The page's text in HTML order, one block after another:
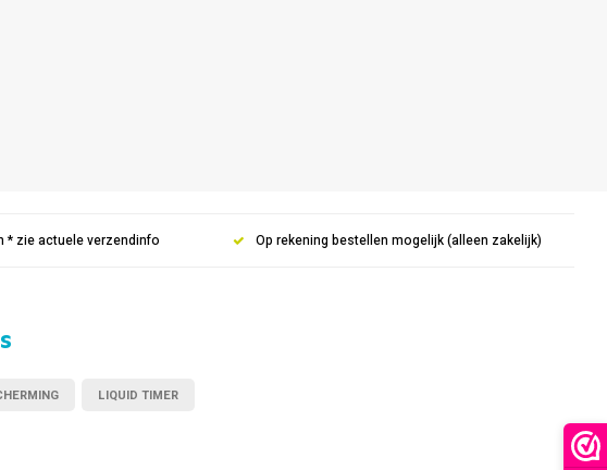
* zie actuele verzendinfo Op rekening bestellen mogelijk (alleen zakelijk)
LIQUID TIMER